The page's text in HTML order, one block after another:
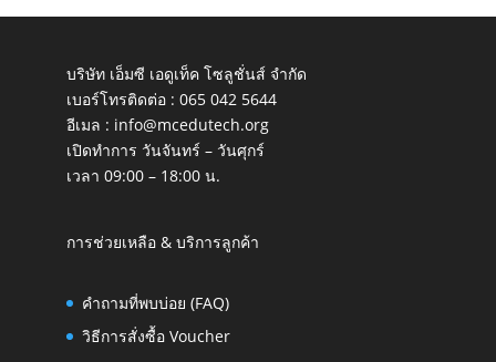
บริษัท เอ็มซี เอดูเท็ค โซลูชั่นส์ จำกัด
เบอร์โทรติดต่อ : 065 042 5644
อีเมล : info@mcedutech.org
เปิดทำการ วันจันทร์ – วันศุกร์
เวลา 09:00 – 18:00 น.
การช่วยเหลือ & บริการลูกค้า
คำถามที่พบบ่อย (FAQ)
วิธีการสั่งซื้อ Voucher